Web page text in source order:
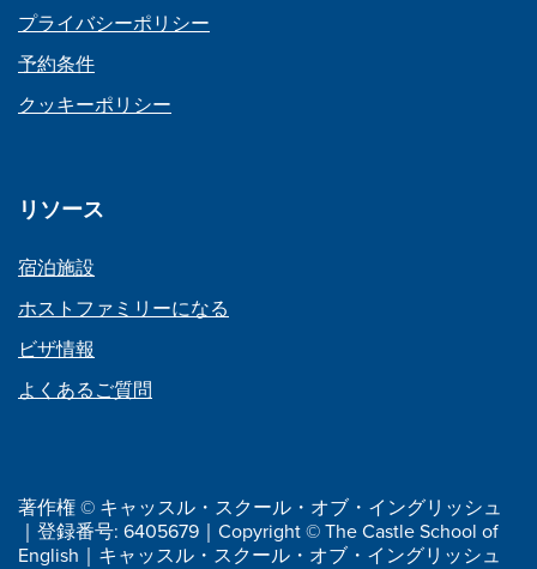
プライバシーポリシー
予約条件
クッキーポリシー
リソース
宿泊施設
ホストファミリーになる
ビザ情報
よくあるご質問
著作権 © キャッスル・スクール・オブ・イングリッシュ
｜登録番号: 6405679｜Copyright © The Castle School of
English｜キャッスル・スクール・オブ・イングリッシュ